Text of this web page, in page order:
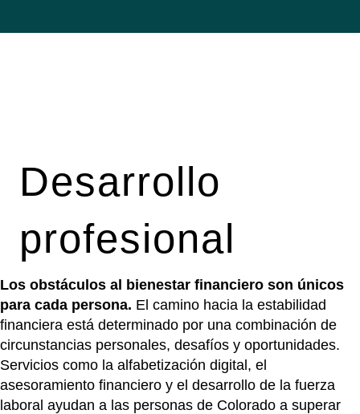
Desarrollo
profesional
Los obstáculos al bienestar financiero son únicos
para cada persona. El camino hacia la estabilidad
financiera está determinado por una combinación de
circunstancias personales, desafíos y oportunidades.
Servicios como la alfabetización digital, el
asesoramiento financiero y el desarrollo de la fuerza
laboral ayudan a las personas de Colorado a superar